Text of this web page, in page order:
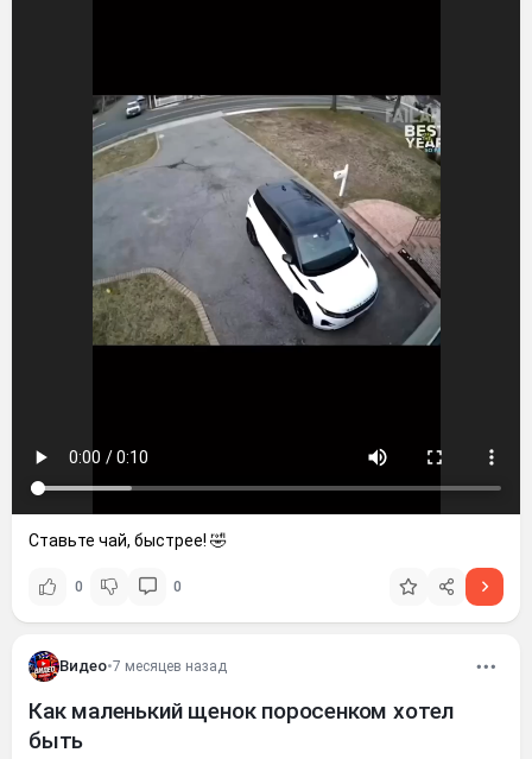
Ставьте чай, быстрее! 🤣
0 0
Видео•7 месяцев назад
Как маленький щенок поросенком хотел
быть